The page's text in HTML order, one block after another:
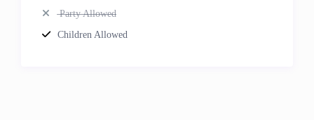
Party Allowed
Children Allowed